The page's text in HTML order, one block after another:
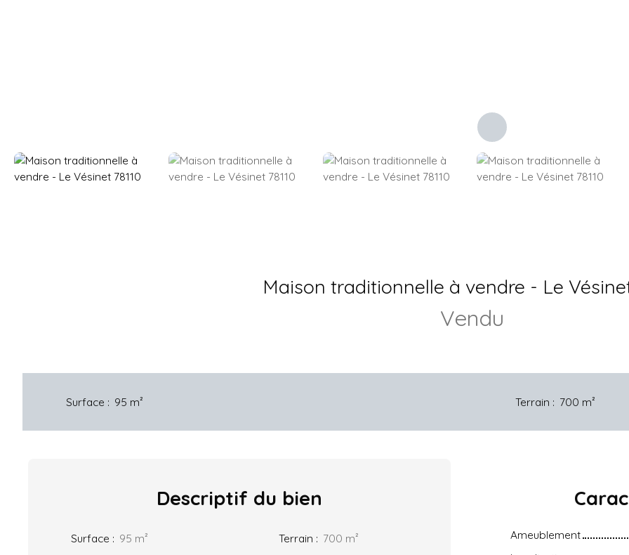
Maison traditionnelle à vendre - Le Vésinet
Vendu
Surface : 95 m² Terrain : 700 m²
Descriptif du bien
Surface : 95 m² Terrain : 700 m² Ameublement